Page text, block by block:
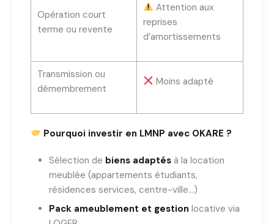
Opération court
terme ou revente
Attention aux
reprises
d’amortissements
Transmission ou
démembrement
Moins adapté
Pourquoi investir en LMNP avec OKARE ?
Sélection de biens adaptés à la location
meublée (appartements étudiants,
résidences services, centre-ville…)
Pack ameublement et gestion locative via